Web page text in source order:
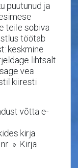
puutunud ja
teile sobiva
töötab
keskmine
lihtsalt
vea
kiiresti
võtta e-
kirja
Kirja